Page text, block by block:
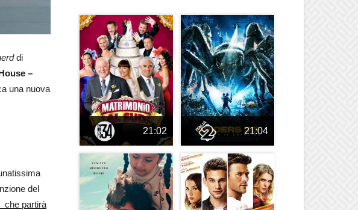
di
–
una nuova
del
che partirà
21:02 21:04